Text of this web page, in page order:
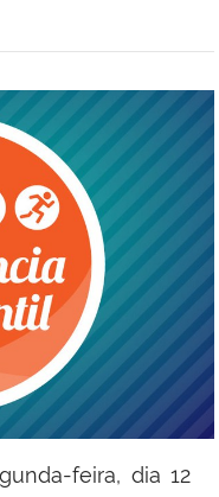
feira, dia 12